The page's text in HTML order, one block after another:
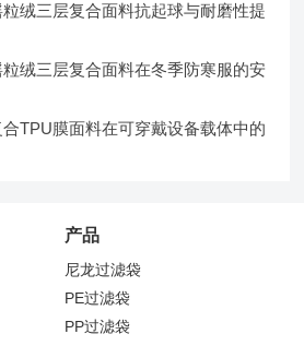
绒三层复合面料抗起球与耐磨性提
绒三层复合面料在冬季防寒服的安
TPU膜面料在可穿戴设备载体中的
产品
尼龙过滤袋
PE过滤袋
PP过滤袋